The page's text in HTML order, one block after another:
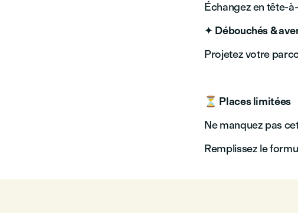
Échangez en tête-
✦ Débouchés &
Projetez votre
⏳ Places limitées
Ne manquez pas
Remplissez le